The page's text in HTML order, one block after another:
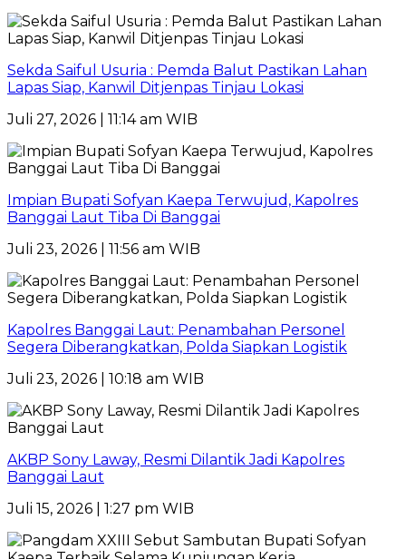
Sekda Saiful Usuria : Pemda Balut Pastikan Lahan
Lapas Siap, Kanwil Ditjenpas Tinjau Lokasi
Juli 27, 2026 | 11:14 am WIB
Impian Bupati Sofyan Kaepa Terwujud, Kapolres
Banggai Laut Tiba Di Banggai
Juli 23, 2026 | 11:56 am WIB
Kapolres Banggai Laut: Penambahan Personel
Segera Diberangkatkan, Polda Siapkan Logistik
Juli 23, 2026 | 10:18 am WIB
AKBP Sony Laway, Resmi Dilantik Jadi Kapolres
Banggai Laut
Juli 15, 2026 | 1:27 pm WIB